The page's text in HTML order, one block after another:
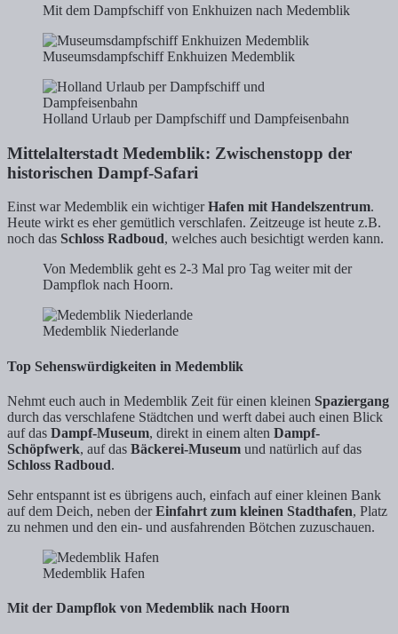
Mit dem Dampfschiff von Enkhuizen nach Medemblik
Museumsdampfschiff Enkhuizen Medemblik
Holland Urlaub per Dampfschiff und Dampfeisenbahn
Mittelalterstadt Medemblik: Zwischenstopp der
historischen Dampf-Safari
Einst war Medemblik ein wichtigerHafen mit Handelszentrum.
Heute wirkt es eher gemütlich verschlafen. Zeitzeuge ist heute z.B.
noch das Schloss Radboud, welches auch besichtigt werden kann.
Von Medemblik geht es 2-3 Mal pro Tag weiter mit der
Dampflok nach Hoorn.
Medemblik Niederlande
Top Sehenswürdigkeiten in Medemblik
Nehmt euch auch in Medemblik Zeit für einen kleinen Spaziergang
durch das verschlafene Städtchen und werft dabei auch einen Blick
auf das Dampf-Museum, direkt in einem alten Dampf-
Schöpfwerk, auf das Bäckerei-Museum und natürlich auf das
Schloss Radboud.
Sehr entspannt ist es übrigens auch, einfach auf einer kleinen Bank
auf dem Deich, neben derEinfahrt zum kleinen Stadthafen, Platz
zu nehmen und den ein- und ausfahrenden Bötchen zuzuschauen.
Medemblik Hafen
Mit der Dampflok von Medemblik nach Hoorn